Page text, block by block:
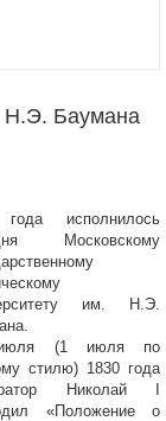
Н.Э. Баумана
исполнилось
Московскому
им. Н.Э.
(1 июля по
стилю) 1830 года
Николай I
«Положение о